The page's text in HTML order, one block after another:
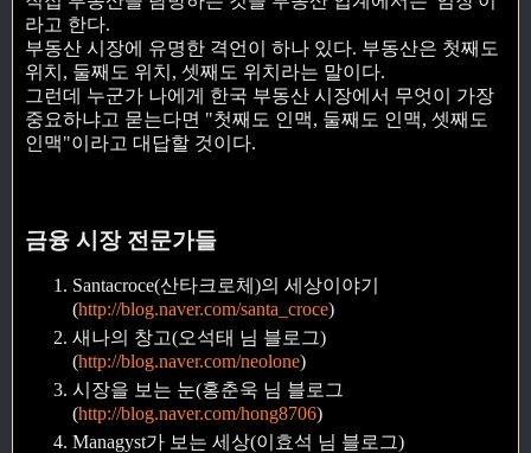
라고 한다.
부동산 시장에 유명한 격언이 하나 있다. 부동산은 첫째도
위치, 둘째도 위치, 셋째도 위치라는 말이다.
그런데 누군가 나에게 한국 부동산 시장에서 무엇이 가장
중요하냐고 묻는다면 "첫째도 인맥, 둘째도 인맥, 셋째도
인맥"이라고 대답할 것이다.
금융 시장 전문가들
Santacroce(산타크로체)의 세상이야기
(http://blog.naver.com/santa_croce)
새나의 창고(오석태 님 블로그)
(http://blog.naver.com/neolone)
시장을 보는 눈(홍춘욱 님 블로그
(http://blog.naver.com/hong8706)
Managyst가 보는 세상(이효석 님 블로그)